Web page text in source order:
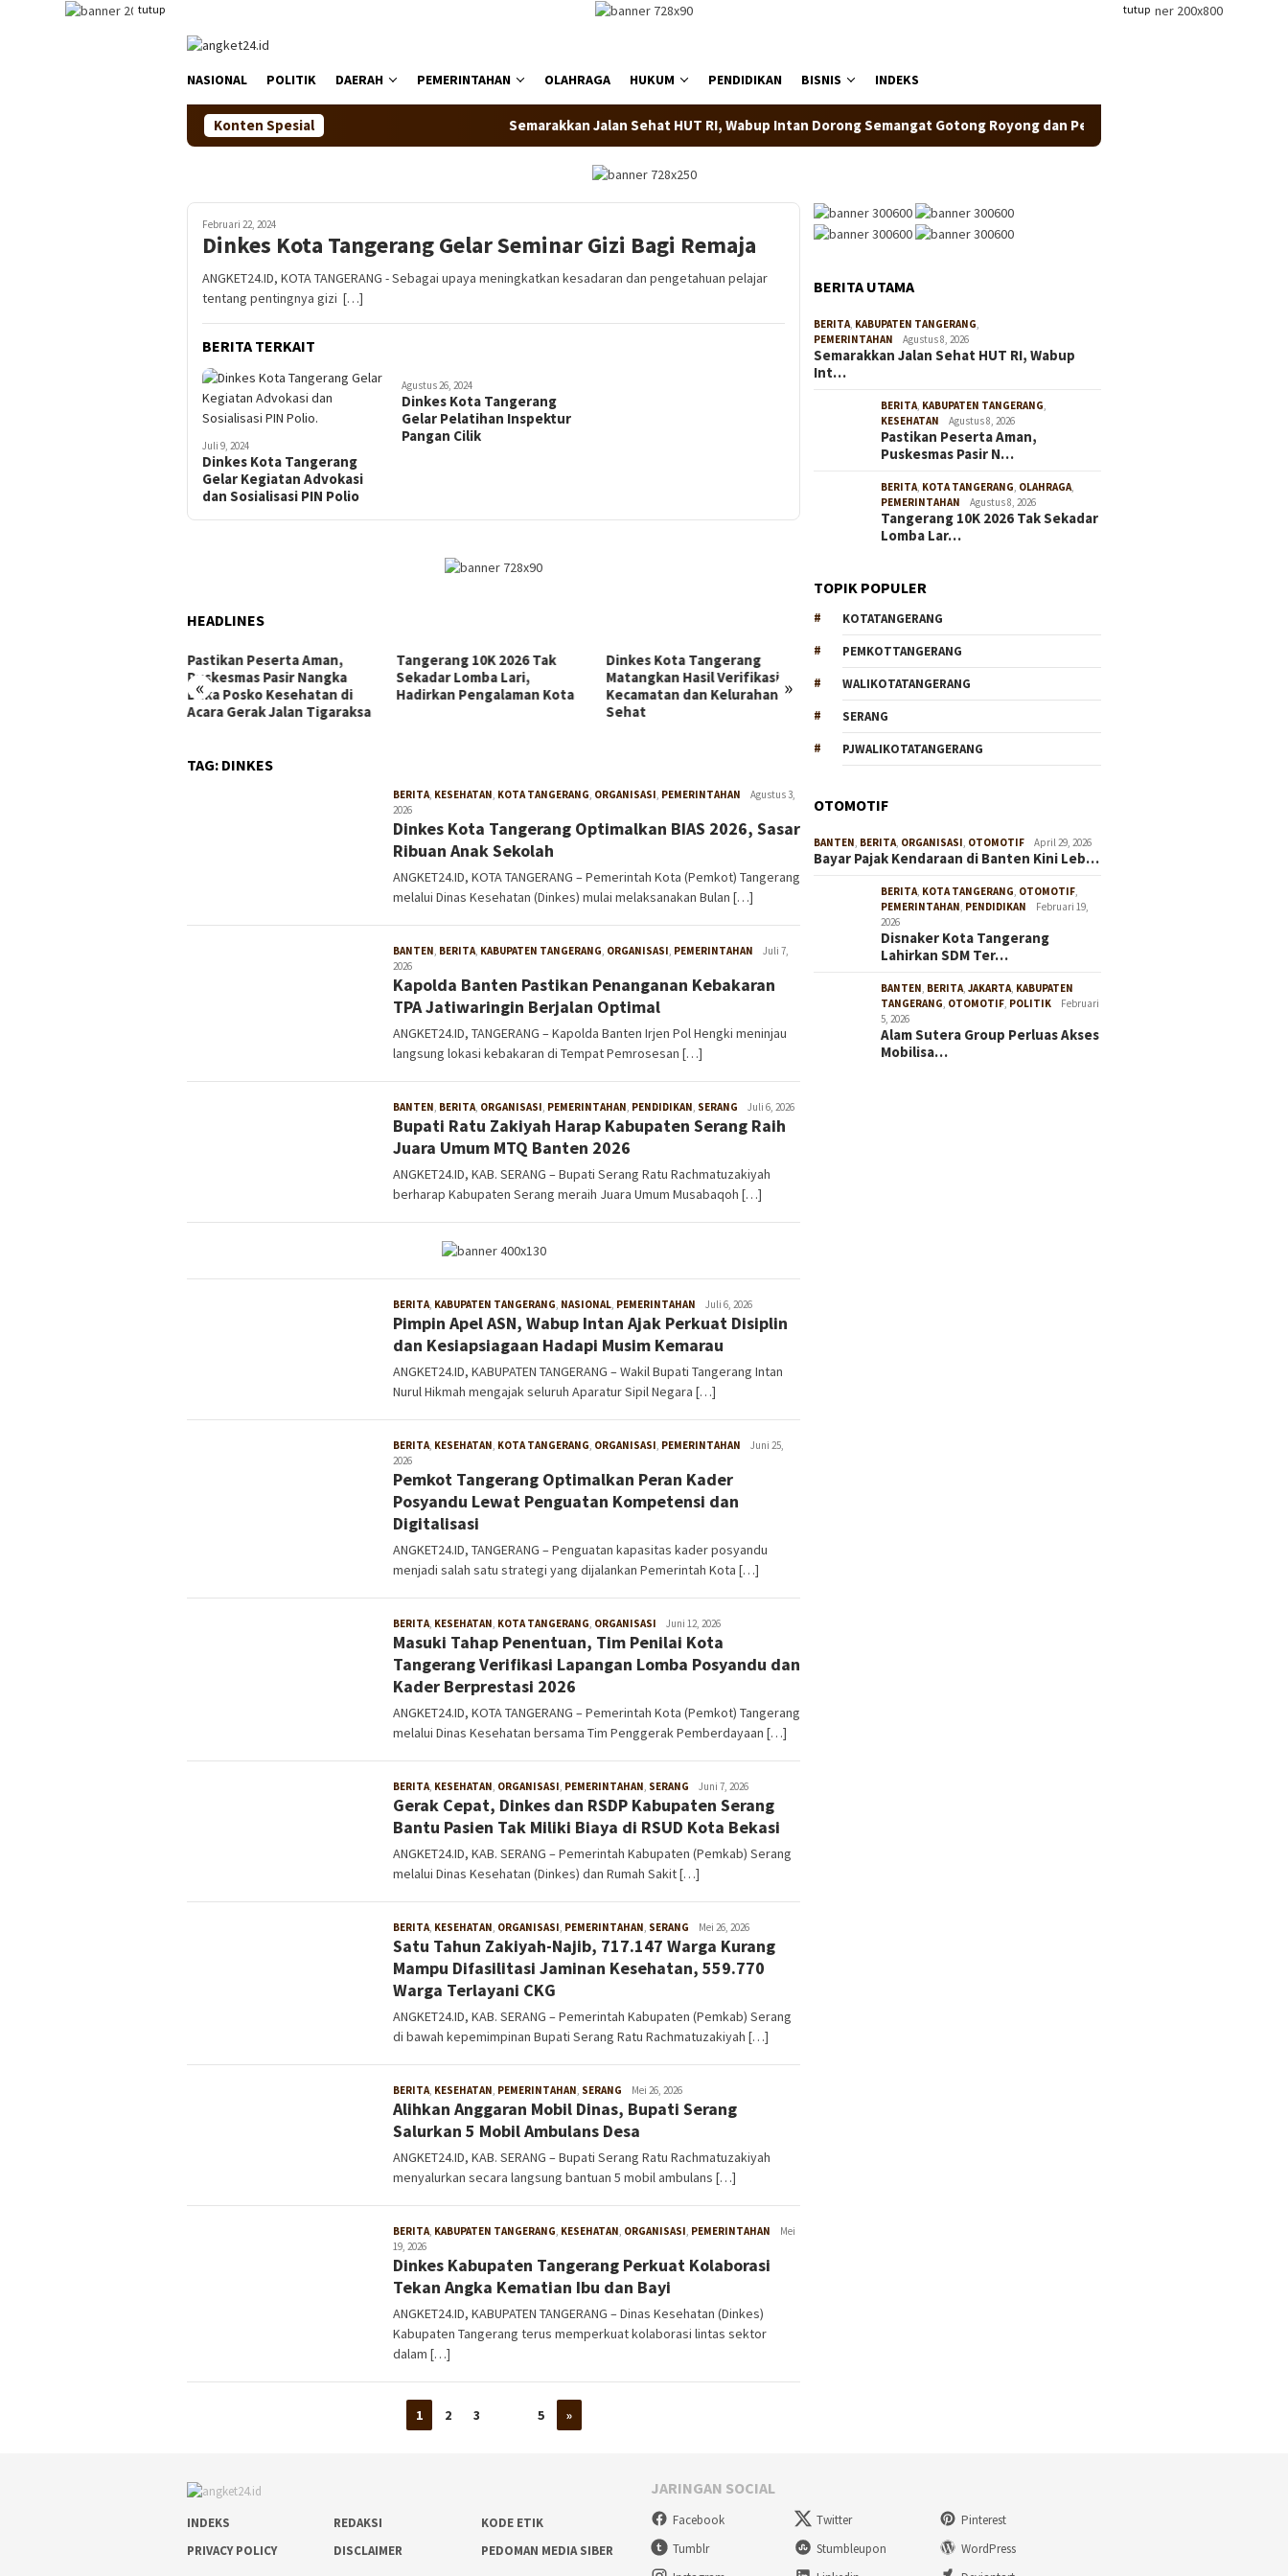
tutup tutup
NASIONAL POLITIK DAERAH PEMERINTAHAN OLAHRAGA HUKUM PENDIDIKAN BISNIS INDEKS
Konten Spesial Semarakkan Jalan Sehat HUT RI, Wabup Intan Dorong Semangat Gotong Royong dan Persatuan
Februari 22, 2024
Dinkes Kota Tangerang Gelar Seminar Gizi Bagi Remaja
ANGKET24.ID, KOTA TANGERANG - Sebagai upaya meningkatkan kesadaran dan pengetahuan pelajar
tentang pentingnya gizi […]
BERITA TERKAIT
Juli 9, 2024
Dinkes Kota Tangerang
Gelar Kegiatan Advokasi
dan Sosialisasi PIN Polio
Agustus 26, 2024
Dinkes Kota Tangerang
Gelar Pelatihan Inspektur
Pangan Cilik
HEADLINES
« »
Pastikan Peserta Aman,
Puskesmas Pasir Nangka
Buka Posko Kesehatan di
Acara Gerak Jalan Tigaraksa
Tangerang 10K 2026 Tak
Sekadar Lomba Lari,
Hadirkan Pengalaman Kota
Dinkes Kota Tangerang
Matangkan Hasil Verifikasi
Kecamatan dan Kelurahan
Sehat
Dorong Pembangunan
Daerah, Ketua PWI Banten
dan SMSI Pandeglang
TAG: DINKES
BERITA, KESEHATAN, KOTA TANGERANG, ORGANISASI, PEMERINTAHAN W4nt0
Agustus 3,
2026
Dinkes Kota Tangerang Optimalkan BIAS 2026, Sasar
Ribuan Anak Sekolah
ANGKET24.ID, KOTA TANGERANG – Pemerintah Kota (Pemkot) Tangerang
melalui Dinas Kesehatan (Dinkes) mulai melaksanakan Bulan […]
BANTEN, BERITA, KABUPATEN TANGERANG, ORGANISASI, PEMERINTAHAN W4nt0
Juli 7,
2026
Kapolda Banten Pastikan Penanganan Kebakaran
TPA Jatiwaringin Berjalan Optimal
ANGKET24.ID, TANGERANG – Kapolda Banten Irjen Pol Hengki meninjau
langsung lokasi kebakaran di Tempat Pemrosesan […]
BANTEN, BERITA, ORGANISASI, PEMERINTAHAN, PENDIDIKAN, SERANG W4nt0
Juli 6, 2026
Bupati Ratu Zakiyah Harap Kabupaten Serang Raih
Juara Umum MTQ Banten 2026
ANGKET24.ID, KAB. SERANG – Bupati Serang Ratu Rachmatuzakiyah
berharap Kabupaten Serang meraih Juara Umum Musabaqoh […]
BERITA, KABUPATEN TANGERANG, NASIONAL, PEMERINTAHAN W4nt0
Juli 6, 2026
Pimpin Apel ASN, Wabup Intan Ajak Perkuat Disiplin
dan Kesiapsiagaan Hadapi Musim Kemarau
ANGKET24.ID, KABUPATEN TANGERANG – Wakil Bupati Tangerang Intan
Nurul Hikmah mengajak seluruh Aparatur Sipil Negara […]
BERITA, KESEHATAN, KOTA TANGERANG, ORGANISASI, PEMERINTAHAN W4nt0
Juni 25,
2026
Pemkot Tangerang Optimalkan Peran Kader
Posyandu Lewat Penguatan Kompetensi dan
Digitalisasi
ANGKET24.ID, TANGERANG – Penguatan kapasitas kader posyandu
menjadi salah satu strategi yang dijalankan Pemerintah Kota […]
BERITA, KESEHATAN, KOTA TANGERANG, ORGANISASI W4nt0
Juni 12, 2026
Masuki Tahap Penentuan, Tim Penilai Kota
Tangerang Verifikasi Lapangan Lomba Posyandu dan
Kader Berprestasi 2026
ANGKET24.ID, KOTA TANGERANG – Pemerintah Kota (Pemkot) Tangerang
melalui Dinas Kesehatan bersama Tim Penggerak Pemberdayaan […]
BERITA, KESEHATAN, ORGANISASI, PEMERINTAHAN, SERANG W4nt0
Juni 7, 2026
Gerak Cepat, Dinkes dan RSDP Kabupaten Serang
Bantu Pasien Tak Miliki Biaya di RSUD Kota Bekasi
ANGKET24.ID, KAB. SERANG – Pemerintah Kabupaten (Pemkab) Serang
melalui Dinas Kesehatan (Dinkes) dan Rumah Sakit […]
BERITA, KESEHATAN, ORGANISASI, PEMERINTAHAN, SERANG W4nt0
Mei 26, 2026
Satu Tahun Zakiyah-Najib, 717.147 Warga Kurang
Mampu Difasilitasi Jaminan Kesehatan, 559.770
Warga Terlayani CKG
ANGKET24.ID, KAB. SERANG – Pemerintah Kabupaten (Pemkab) Serang
di bawah kepemimpinan Bupati Serang Ratu Rachmatuzakiyah […]
BERITA, KESEHATAN, PEMERINTAHAN, SERANG W4nt0
Mei 26, 2026
Alihkan Anggaran Mobil Dinas, Bupati Serang
Salurkan 5 Mobil Ambulans Desa
ANGKET24.ID, KAB. SERANG – Bupati Serang Ratu Rachmatuzakiyah
menyalurkan secara langsung bantuan 5 mobil ambulans […]
BERITA, KABUPATEN TANGERANG, KESEHATAN, ORGANISASI, PEMERINTAHAN W4nt0
Mei
19, 2026
Dinkes Kabupaten Tangerang Perkuat Kolaborasi
Tekan Angka Kematian Ibu dan Bayi
ANGKET24.ID, KABUPATEN TANGERANG – Dinas Kesehatan (Dinkes)
Kabupaten Tangerang terus memperkuat kolaborasi lintas sektor
dalam […]
1 2 3 5 »
BERITA UTAMA
BERITA, KABUPATEN TANGERANG,
PEMERINTAHAN
Agustus 8, 2026
Semarakkan Jalan Sehat HUT RI, Wabup
Int…
BERITA, KABUPATEN TANGERANG,
KESEHATAN
Agustus 8, 2026
Pastikan Peserta Aman,
Puskesmas Pasir N…
BERITA, KOTA TANGERANG, OLAHRAGA,
PEMERINTAHAN
Agustus 8, 2026
Tangerang 10K 2026 Tak Sekadar
Lomba Lar…
TOPIK POPULER
KOTATANGERANG
PEMKOTTANGERANG
WALIKOTATANGERANG
SERANG
PJWALIKOTATANGERANG
OTOMOTIF
BANTEN, BERITA, ORGANISASI, OTOMOTIF April 29, 2026
Bayar Pajak Kendaraan di Banten Kini Leb…
BERITA, KOTA TANGERANG, OTOMOTIF,
PEMERINTAHAN, PENDIDIKAN
Februari 19,
2026
Disnaker Kota Tangerang
Lahirkan SDM Ter…
BANTEN, BERITA,JAKARTA, KABUPATEN
TANGERANG, OTOMOTIF, POLITIK
Februari
5, 2026
Alam Sutera Group Perluas Akses
Mobilisa…
INDEKS REDAKSI
KODE ETIK
PRIVACY POLICY
DISCLAIMER PEDOMAN MEDIA SIBER
JARINGAN SOCIAL
Facebook Twitter
Pinterest
Tumblr
Stumbleupon
WordPress